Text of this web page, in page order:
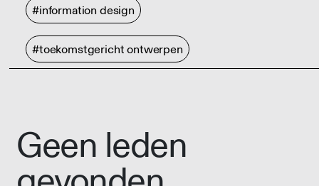
#information design
#toekomstgericht ontwerpen
Geen leden